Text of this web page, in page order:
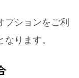
ションをご利
ります。